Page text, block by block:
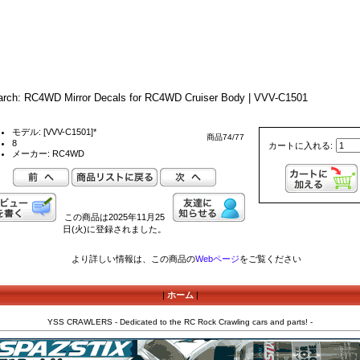
RC4WD Mirror Decals for RC4WD Cruiser Body | VVV-C1501
カートに入れる:
モデル: [VVV-C1501]*
8
メーカー: RC4WD
商品74/77
この商品は2025年11月25
日(火)に登録されました。
より詳しい情報は、この商品のWebページをご覧ください
| ホーム |
YSS CRAWLERS - Dedicated to the RC Rock Crawling cars and parts! -